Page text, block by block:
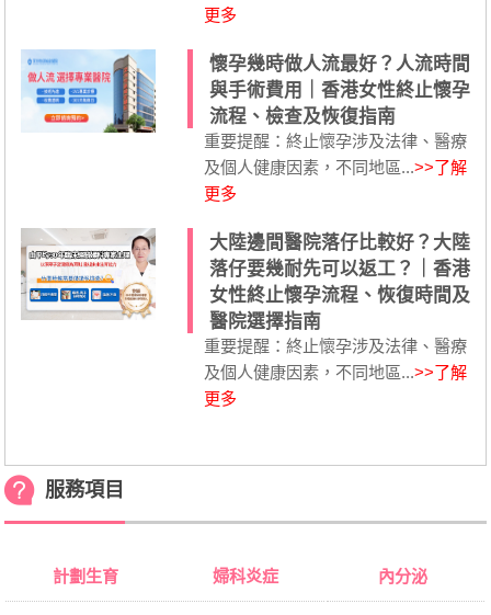
更多
懷孕幾時做人流最好？人流時間
與手術費用｜香港女性終止懷孕
流程、檢查及恢復指南
重要提醒：終止懷孕涉及法律、醫療
及個人健康因素，不同地區...>>了解
更多
大陸邊間醫院落仔比較好？大陸
落仔要幾耐先可以返工？｜香港
女性終止懷孕流程、恢復時間及
醫院選擇指南
重要提醒：終止懷孕涉及法律、醫療
及個人健康因素，不同地區...>>了解
更多
服務項目
計劃生育 婦科炎症 內分泌